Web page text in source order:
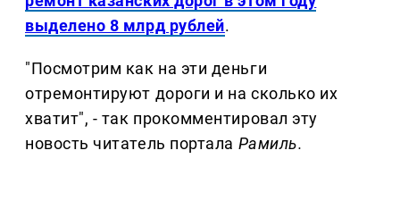
выделено 8 млрд рублей.
"Посмотрим как на эти деньги
отремонтируют дороги и на сколько их
хватит", - так прокомментировал эту
новость читатель портала Рамиль.